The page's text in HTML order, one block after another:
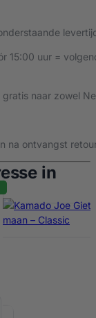
rij je de
houtskool lucht
gooi het as weg
15:00 uur =
naar zowel
na ontvangst
in